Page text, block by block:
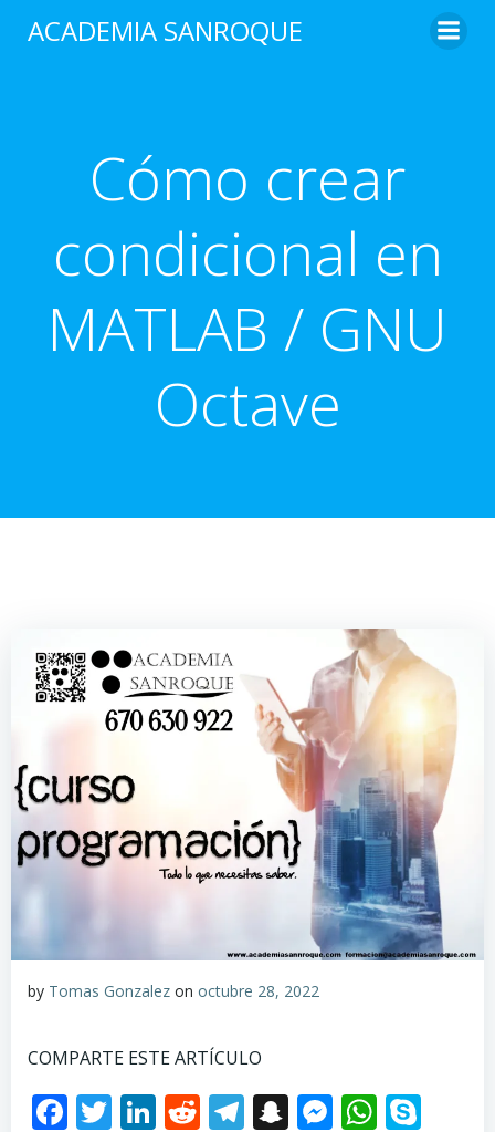
al
ACADEMIA SANROQUE
Cómo crear
condicional en
MATLAB / GNU
Octave
by Tomas Gonzalez on octubre 28, 2022
COMPARTE ESTE ARTÍCULO
Facebook
Twitter
LinkedIn
Reddit
Telegram
Snapchat